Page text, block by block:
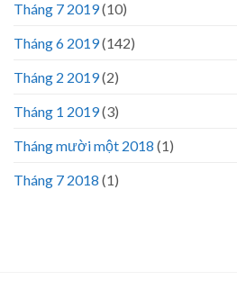
Tháng 7 2019(10)
Tháng 6 2019(142)
Tháng 2 2019(2)
Tháng 1 2019(3)
Tháng mười một 2018 (1)
Tháng 7 2018 (1)